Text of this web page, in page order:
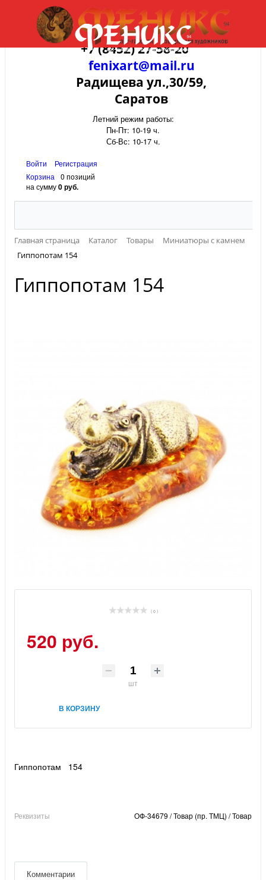
+7 (8452) 27-58-20
fenixart@mail.ru
Радищева ул.,30/59,
Саратов
Летний режим работы:
Пн-Пт: 10-19 ч.
Сб-Вс: 10-17 ч.
Войти
Регистрация
Корзина
0 позиций
на сумму0 руб.
Главная страница Каталог Товары
Миниатюры с камнем
Гиппопотам 154
Гиппопотам 154
( 0 )
520 руб.
шт
В КОРЗИНУ
Гиппопотам 154
Реквизиты ОФ-34679 / Товар (пр. ТМЦ) / Товар
Комментарии